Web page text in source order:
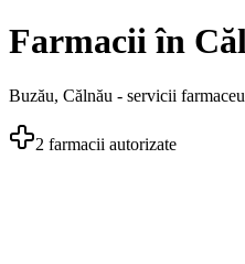
Farmacii în
Buzău, Călnău - servicii
2 farmacii autorizate